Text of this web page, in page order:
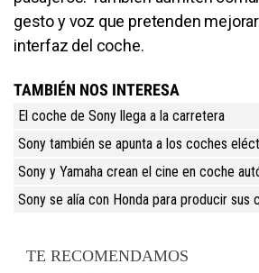
gesto y voz que pretenden
interfaz del coche.
TAMBIÉN NOS INTERESA
El coche de Sony llega a la carretera
Sony también se apunta a los coches
Sony y Yamaha crean el cine en coche
Sony se alía con Honda para producir sus
TE RECOMENDAMOS